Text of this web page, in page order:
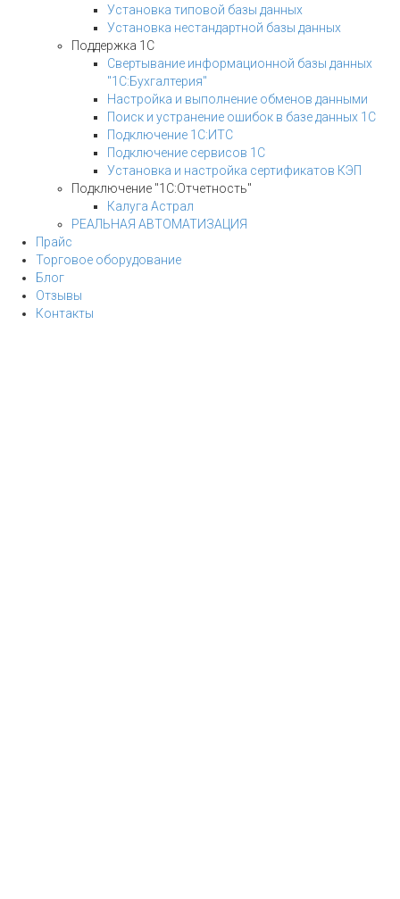
Установка типовой базы данных
Установка нестандартной базы данных
Поддержка 1С
Свертывание информационной базы данных
"1С:Бухгалтерия"
Настройка и выполнение обменов данными
Поиск и устранение ошибок в базе данных 1С
Подключение 1С:ИТС
Подключение сервисов 1С
Установка и настройка сертификатов КЭП
Подключение "1С:Отчетность"
Калуга Астрал
РЕАЛЬНАЯ АВТОМАТИЗАЦИЯ
Прайс
Торговое оборудование
Блог
Отзывы
Контакты